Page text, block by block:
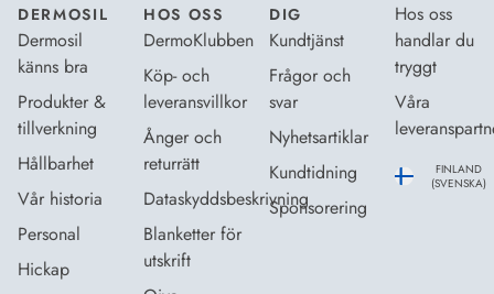
DERMOSIL
Dermosil
känns bra
Produkter &
tillverkning
Hållbarhet
Vår historia
Personal
Hickap
HOS OSS
DermoKlubben
Köp- och
leveransvillkor
Ånger och
returrätt
Dataskyddsbeskrivning
Blanketter för
utskrift
DIG
Kundtjänst
Frågor och
svar
Nyhetsartiklar
Kundtidning
Sponsorering
Hos oss
handlar du
tryggt
Våra
FINLAND
(SVENSKA)